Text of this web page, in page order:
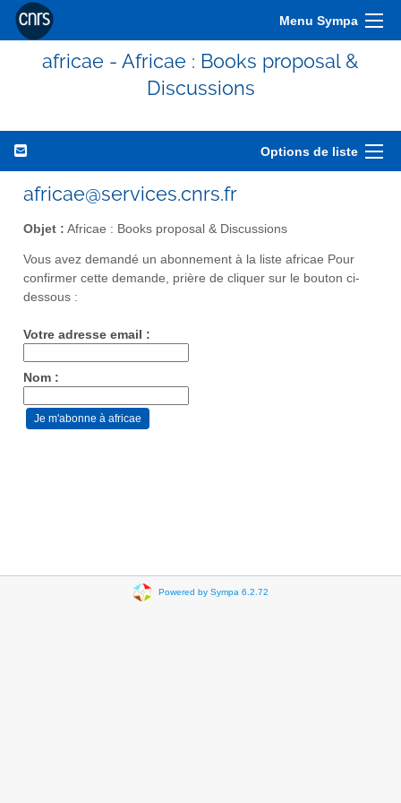
Menu Sympa
africae - Africae : Books proposal &
Discussions
Options de liste
africae@services.cnrs.fr
Objet : Africae : Books proposal & Discussions
Vous avez demandé un abonnement à la liste africae Pour
confirmer cette demande, prière de cliquer sur le bouton ci-
dessous :
Votre adresse email :
Nom :
Powered by Sympa 6.2.72